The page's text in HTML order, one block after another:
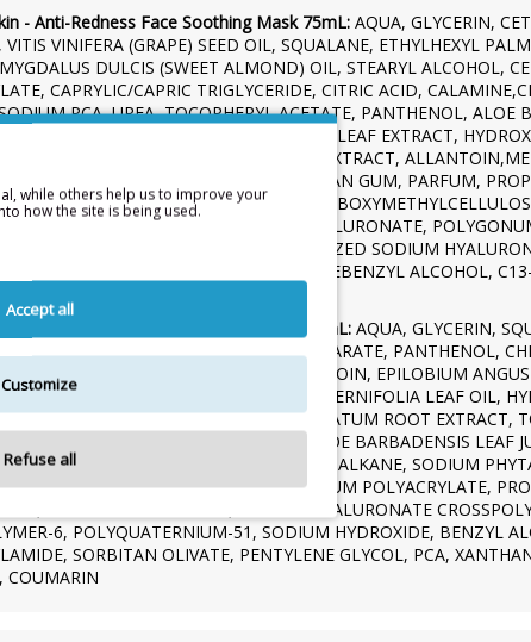
- Anti-Redness Face Soothing Mask 75mL: AQUA, GLYCERIN,
VITIS VINIFERA (GRAPE) SEED OIL, SQUALANE, ETHYLHEXYL
DULCIS (SWEET ALMOND) OIL, STEARYL ALCOHOL,
CAPRYLIC/CAPRIC TRIGLYCERIDE, CITRIC ACID,
PCA, UREA, TOCOPHERYL ACETATE, PANTHENOL, ALOE
THYMUS CITRIODORUS FLOWER/LEAF EXTRACT,
ANGUSTIFOLIUM FLOWER/LEAF/STEM EXTRACT,
SORBITAN CAPRYLATE, XANTHAN GUM, PARFUM,
MYRISTYL ALCOHOL, PCA, SODIUM
SODIUM ACETYLATED HYALURONATE,
CROSSPOLYMER, HYDROLYZED SODIUM
LAURETH-7, SODIUM HYDROXIDEBENZYL ALCOHOL,
- Sensitive Fix Soothing Face Serum 30mL:AQUA, GLYCERIN,
ETHYLHEXYL PALMITATE, GLYCERYL STEARATE, PANTHENOL,
VITIS VINIFERA (GRAPE) SEED OIL, ALLANTOIN, EPILOBIUM
SODIUM HYALURONATE, MELALEUCA ALTERNIFOLIA LEAF OIL,
HYALURONATE, POLYGONUM CUSPIDATUM ROOT EXTRACT,
FLOWER/LEAF EXTRACT, ALOE BARBADENSIS LEAF
OLIVATE, MYRISTYL ALCOHOL, C13-14 ISOALKANE, SODIUM
HYDROXYPROPYL CYCLODEXTRIN, SODIUM POLYACRYLATE,
SORBITAN CAPRYLATE, SODIUM HYALURONATE
6, POLYQUATERNIUM-51, SODIUM HYDROXIDE, BENZYL
SORBITAN OLIVATE, PENTYLENE GLYCOL, PCA,
COUMARIN
while others help us to improve your
how the site is being used.
Accept all
Customize
Refuse all